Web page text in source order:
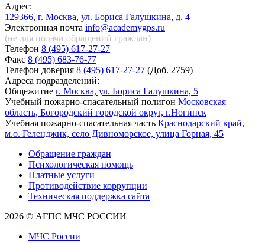
Адрес:
129366, г. Москва, ул. Бориса Галушкина, д. 4
Электронная почта info@academygps.ru
(не для подачи обращений граждан)
Телефон 8 (495) 617-27-27
Факс 8 (495) 683-76-77
Телефон доверия 8 (495) 617-27-27 (Доб. 2759)
Адреса подразделений:
Общежитие г. Москва, ул. Бориса Галушкина, 5
Учебный пожарно-спасательный полигон Московская
область, Богородский городской округ, г.Ногинск
Учебная пожарно-спасательная часть Краснодарский край,
м.о. Геленджик, село Дивноморское, улица Горная, 45
Обращение граждан
Психологическая помощь
Платные услуги
Противодействие коррупции
Техническая поддержка сайта
2026 © АГПС МЧС РОССИИ
МЧС России